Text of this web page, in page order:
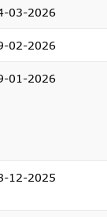
03-2026
02-2026
01-2026
12-2025